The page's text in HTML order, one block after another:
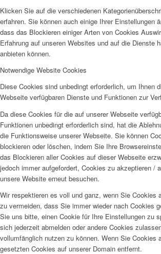
Klicken Sie auf die verschiedenen
erfahren. Sie können auch einige Ihrer Einstellungen
dass das Blockieren einiger Arten von Cookies
Erfahrung auf unseren Websites und auf die Dienste
anbieten können.
Notwendige Website Cookies
Diese Cookies sind unbedingt erforderlich, um Ihnen
Webseite verfügbaren Dienste und Funktionen zur
Da diese Cookies für die auf unserer Webseite
Funktionen unbedingt erforderlich sind, hat die
die Funktionsweise unserer Webseite. Sie können
blockieren oder löschen, indem Sie Ihre
das Blockieren aller Cookies auf dieser Webseite
jedoch immer aufgefordert, Cookies zu akzeptieren /
unsere Website erneut besuchen.
Wir respektieren es voll und ganz, wenn Sie Cookies
zu vermeiden, dass Sie immer wieder nach Cookies
Sie uns bitte, einen Cookie für Ihre Einstellungen zu
sich jederzeit abmelden oder andere Cookies
vollumfänglich nutzen zu können. Wenn Sie Cookies
gesetzten Cookies auf unserer Domain entfernt.